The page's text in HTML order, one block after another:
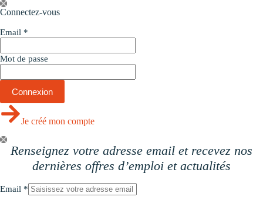
Passer
au
Connectez-vous
Email *
Mot de passe
Je créé mon compte
Renseignez votre adresse email et recevez nos
dernières offres d’emploi et actualités
Email *